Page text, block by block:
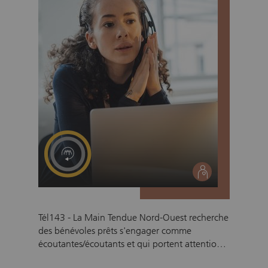
remplis de produits de première nécessité.
social
Tél143 - La Main Tendue Nord-Ouest recherche
des bénévoles prêts s'engager comme
écoutantes/écoutants et qui portent attention